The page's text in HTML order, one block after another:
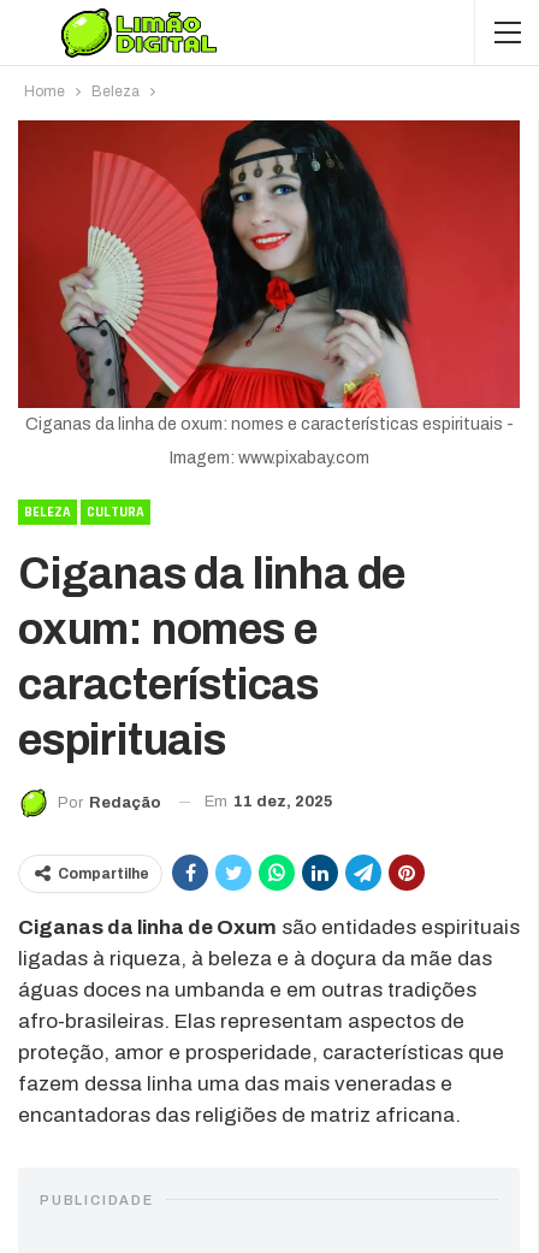
Home Beleza
Ciganas da linha de oxum: nomes e características espirituais -
Imagem: www.pixabay.com
BELEZA CULTURA
Ciganas da linha de
oxum: nomes e
características
espirituais
Por Redação Em 11 dez, 2025
Compartilhe
Ciganas da linha de Oxum são entidades espirituais
ligadas à riqueza, à beleza e à doçura da mãe das
águas doces na umbanda e em outras tradições
afro-brasileiras. Elas representam aspectos de
proteção, amor e prosperidade, características que
fazem dessa linha uma das mais veneradas e
encantadoras das religiões de matriz africana.
PUBLICIDADE